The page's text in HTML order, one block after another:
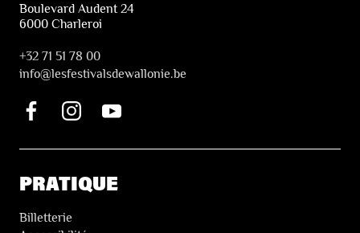
Boulevard Audent 24
6000 Charleroi
+32 71 51 78 00
info@lesfestivalsdewallonie.be
PRATIQUE
Billetterie